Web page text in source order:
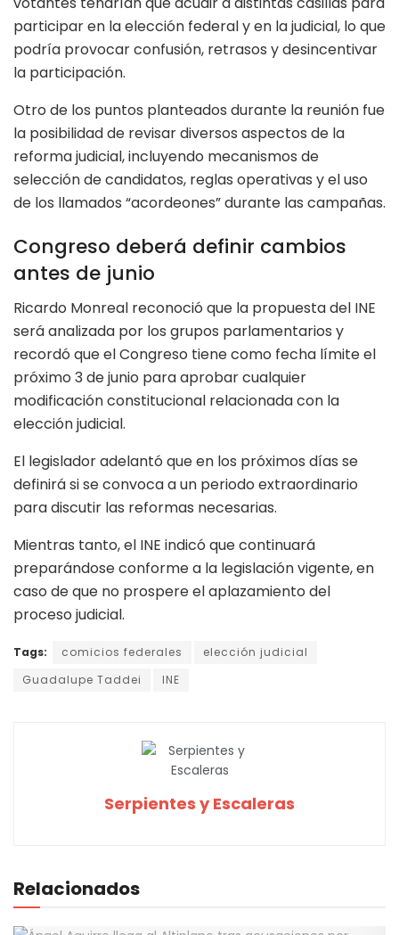
participar en la elección federal y en la judicial, lo que
podría provocar confusión, retrasos y desincentivar
la participación.
Otro de los puntos planteados durante la reunión fue
la posibilidad de revisar diversos aspectos de la
reforma judicial, incluyendo mecanismos de
selección de candidatos, reglas operativas y el uso
de los llamados “acordeones” durante las campañas.
Congreso deberá definir cambios
antes de junio
Ricardo Monreal reconoció que la propuesta del INE
será analizada por los grupos parlamentarios y
recordó que el Congreso tiene como fecha límite el
próximo 3 de junio para aprobar cualquier
modificación constitucional relacionada con la
elección judicial.
El legislador adelantó que en los próximos días se
definirá si se convoca a un periodo extraordinario
para discutir las reformas necesarias.
Mientras tanto, el INE indicó que continuará
preparándose conforme a la legislación vigente, en
caso de que no prospere el aplazamiento del
proceso judicial.
Tags: comicios federales
elección judicial
Guadalupe Taddei
INE
Serpientes y Escaleras
Relacionados